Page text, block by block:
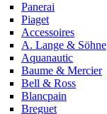
Panerai
Piaget
Accessoires
A. Lange & Söhne
Aquanautic
Baume & Mercier
Bell & Ross
Blancpain
Breguet